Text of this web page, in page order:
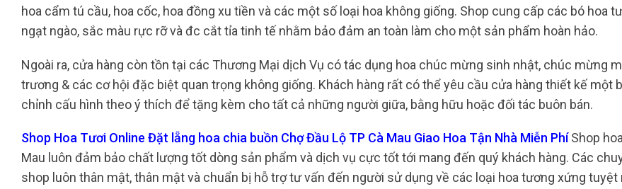
hoa cẩm tú cầu, hoa cốc, hoa đồng xu tiền và các một số loại hoa không giống. Shop cung cấp các bó hoa
ngạt ngào, sắc màu rực rỡ và đc cắt tỉa tinh tế nhằm bảo đảm an toàn làm cho một sản phẩm hoàn hảo.
Ngoài ra, cửa hàng còn tồn tại các Thương Mại dịch Vụ có tác dụng hoa chúc mừng sinh nhật, chúc mừng
trương & các cơ hội đặc biệt quan trọng không giống. Khách hàng rất có thể yêu cầu cửa hàng thiết kế một
chỉnh cấu hình theo ý thích để tặng kèm cho tất cả những người giữa, bằng hữu hoặc đối tác buôn bán.
Shop Hoa Tươi Online Đặt lẵng hoa chia buồn Chợ Đầu Lộ TP Cà Mau Giao Hoa Tận Nhà Miễn PhíShop
Mau luôn đảm bảo chất lượng tốt dòng sản phẩm và dịch vụ cực tốt tới mang đến quý khách hàng. Các
shop luôn thân mật, thân mật và chuẩn bị hỗ trợ tư vấn đến người sử dụng về các loại hoa tương xứng tuyệt